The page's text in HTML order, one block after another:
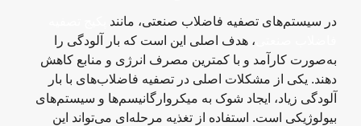
در سیستم‌های تصفیه فاضلاب صنعتی، مانند
، هدف اصلی این است که بار آلودگی را
به‌صورت کارآمد و با کمترین مصرف انرژی و منابع کاهش
دهند. یکی از مشکلات اصلی در تصفیه فاضلاب‌های با بار
آلودگی زیاد، ایجاد شوک به میکروارگانیسم‌ها و سیستم‌های
بیولوژیکی است. استفاده از تغذیه مرحله‌ای می‌تواند این